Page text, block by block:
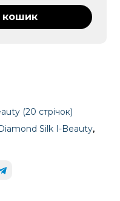
кошик
(20 стрічок)
Diamond Silk I-Beauty,